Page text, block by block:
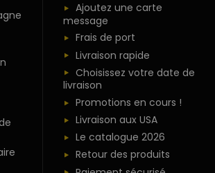
Ajoutez une carte
message
Frais de port
Livraison rapide
Choisissez votre date de
livraison
Promotions en cours !
Livraison aux USA
Le catalogue 2026
Retour des produits